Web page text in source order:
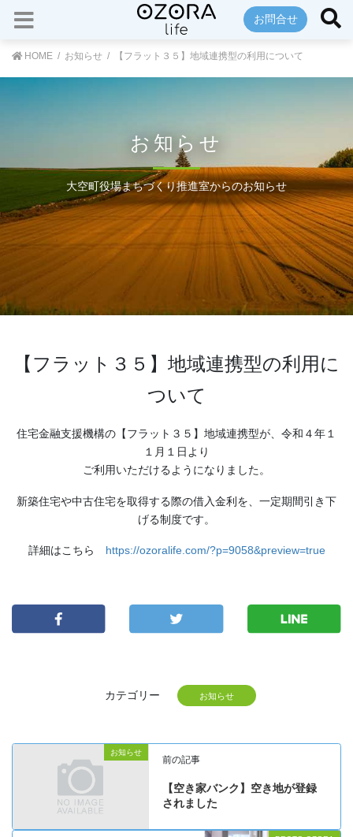
お問合せ
HOME お知らせ 【フラット３５】地域連携型の利用について
お知らせ
大空町役場まちづくり推進室からのお知らせ
【フラット３５】地域連携型の利用に
ついて
住宅金融支援機構の【フラット３５】地域連携型が、令和４年１
１月１日より
ご利用いただけるようになりました。
新築住宅や中古住宅を取得する際の借入金利を、一定期間引き下
げる制度です。
詳細はこちら https://ozoralife.com/?p=9058&preview=true
カテゴリー お知らせ
お知らせ
前の記事
【空き家バンク】空き地が登録
されました